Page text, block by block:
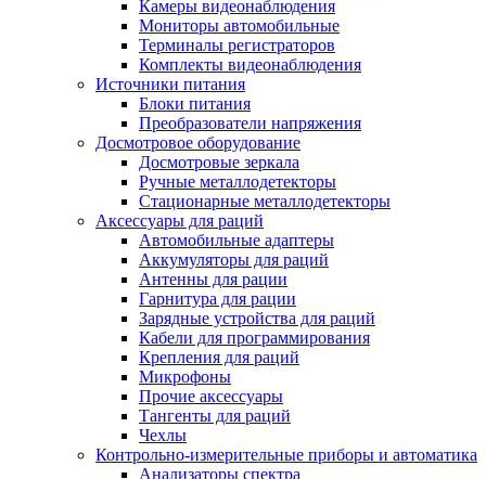
Камеры видеонаблюдения
Мониторы автомобильные
Терминалы регистраторов
Комплекты видеонаблюдения
Источники питания
Блоки питания
Преобразователи напряжения
Досмотровое оборудование
Досмотровые зеркала
Ручные металлодетекторы
Стационарные металлодетекторы
Аксессуары для раций
Автомобильные адаптеры
Аккумуляторы для раций
Антенны для рации
Гарнитура для рации
Зарядные устройства для раций
Кабели для программирования
Крепления для раций
Микрофоны
Прочие аксессуары
Тангенты для раций
Чехлы
Контрольно-измерительные приборы и автоматика
Анализаторы спектра